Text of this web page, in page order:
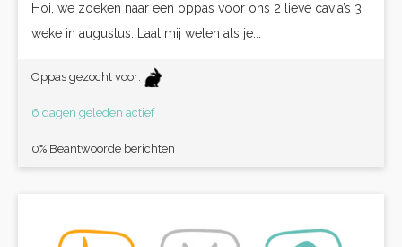
Hoi, we zoeken naar een oppas voor ons 2 lieve cavia’s 3
weke in augustus. Laat mij weten als je...
Oppas gezocht voor:
6 dagen geleden actief
0% Beantwoorde berichten